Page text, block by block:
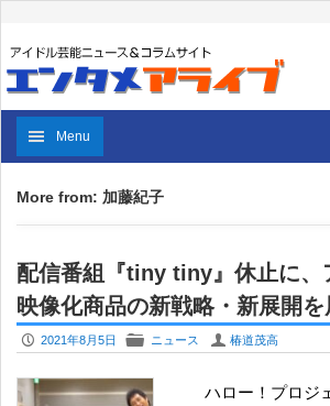
Menu
More from: 加藤紀子
配信番組『tiny tiny』休止に、
映像化商品の新戦略・新展開を
P 2021年8月5日 F ニュース U 椿道茂高
ハロー！プロジェクトの YouTube 公